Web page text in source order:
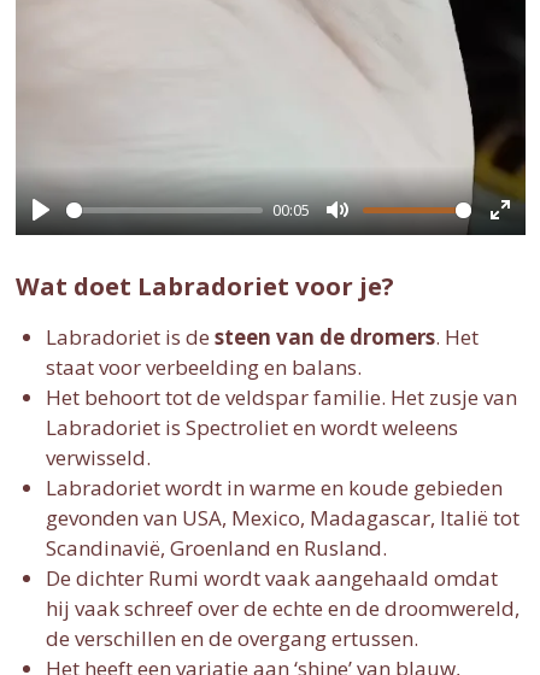
P
a
y
00:05
M
t
e
E
f
r
Wat doet Labradoriet voor je?
Labradoriet is de steen van de dromers. Het
staat voor verbeelding en balans.
Het behoort tot de veldspar familie. Het zusje van
Labradoriet is Spectroliet en wordt weleens
verwisseld.
Labradoriet wordt in warme en koude gebieden
gevonden van USA, Mexico, Madagascar, Italië tot
Scandinavië, Groenland en Rusland.
De dichter Rumi wordt vaak aangehaald omdat
hij vaak schreef over de echte en de droomwereld,
de verschillen en de overgang ertussen.
Het heeft een variatie aan ‘shine’ van blauw,